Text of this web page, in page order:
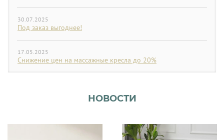
30.07.2025
Под заказ выгоднее!
17.05.2025
Снижение цен на массажные кресла до 20%
НОВОСТИ